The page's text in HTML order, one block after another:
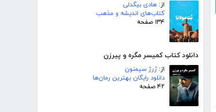
از: هادی بیگدلی
کتاب‌های اندیشه و مذهب
۱۳۴ صفحه
دانلود کتاب کمیسر مگره و پیرزن
از:ژرژ سیمنون
دانلود رایگان بهترین رمان‌ها
۴۲ صفحه